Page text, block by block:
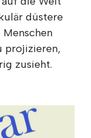
düstere
Menschen
projizieren,
zusieht.